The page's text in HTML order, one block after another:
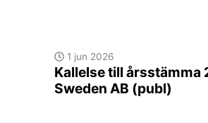
1 jun 2026
Kallelse till årsstämma
Sweden AB (publ)